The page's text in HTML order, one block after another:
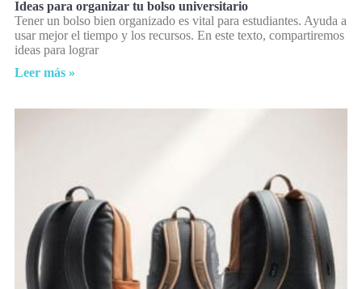
Ideas para organizar tu bolso universitario
Tener un bolso bien organizado es vital para estudiantes. Ayuda a
usar mejor el tiempo y los recursos. En este texto, compartiremos
ideas para lograr
Leer más »